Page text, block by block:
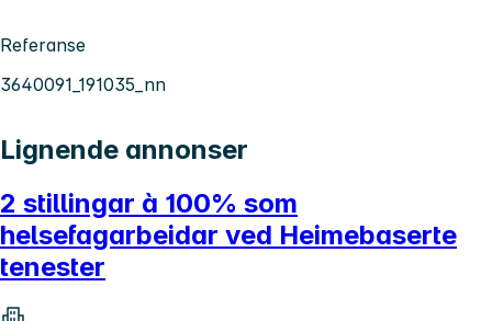
Referanse
3640091_191035_nn
Lignende annonser
2 stillingar à 100% som
helsefagarbeidar ved Heimebaserte
tenester